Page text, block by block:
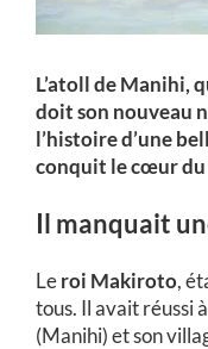
L’atoll de Manihi,
doit son nouveau
l’histoire d’une
conquit le cœur
Il manquait
Leroi Makiroto,
tous. Il avait réussi
(Manihi) et son